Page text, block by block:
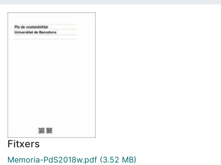
Fitxers
Memoria-PdS2018w.pdf (3.52 MB)